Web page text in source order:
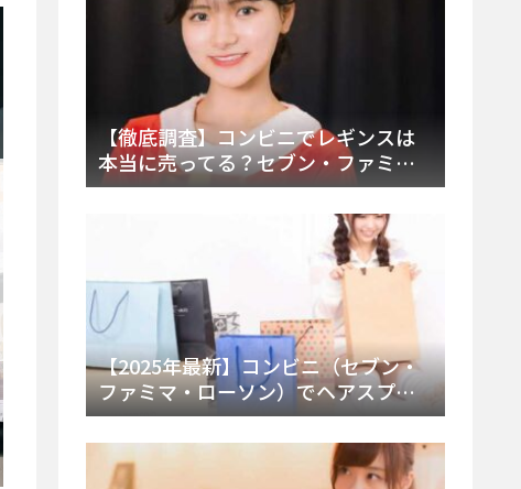
【徹底調査】コンビニでレギンスは
本当に売ってる？セブン・ファミ
マ・ローソンの取扱店舗とメーカ
ー・内容物を詳しく調べてみた！
【2025年最新】コンビニ（セブン・
ファミマ・ローソン）でヘアスプレ
ーは売ってる？販売場所と買える種
類・値段を徹底調査！